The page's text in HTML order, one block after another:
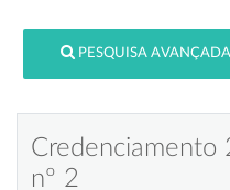
PESQUISA AVANÇADA
Credenciamento
nº 2